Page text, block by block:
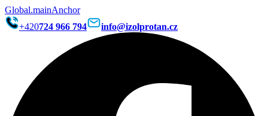
Global.mainAnchor
+420724 966 794 info@izolprotan.cz